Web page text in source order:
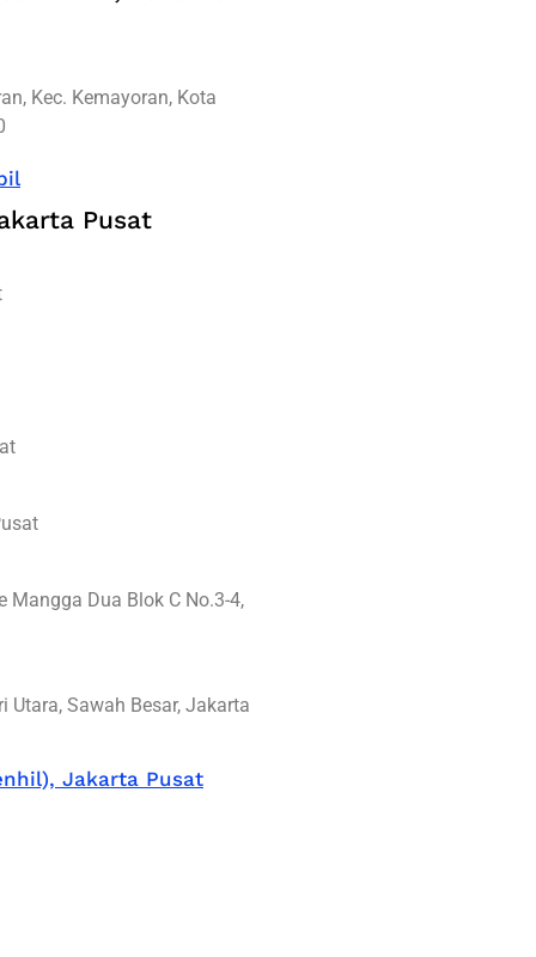
Kec. Kemayoran, Kota
Pusat
Mangga Dua Blok C No.3-4,
Sawah Besar, Jakarta
Jakarta Pusat